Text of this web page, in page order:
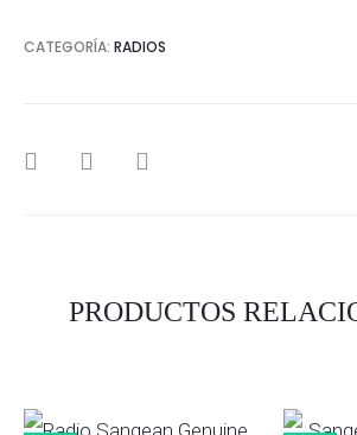
CATEGORÍA: RADIOS
SHARE
PRODUCTOS